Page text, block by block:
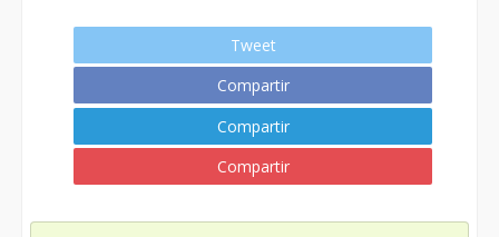
Tweet
Compartir
Compartir
Compartir